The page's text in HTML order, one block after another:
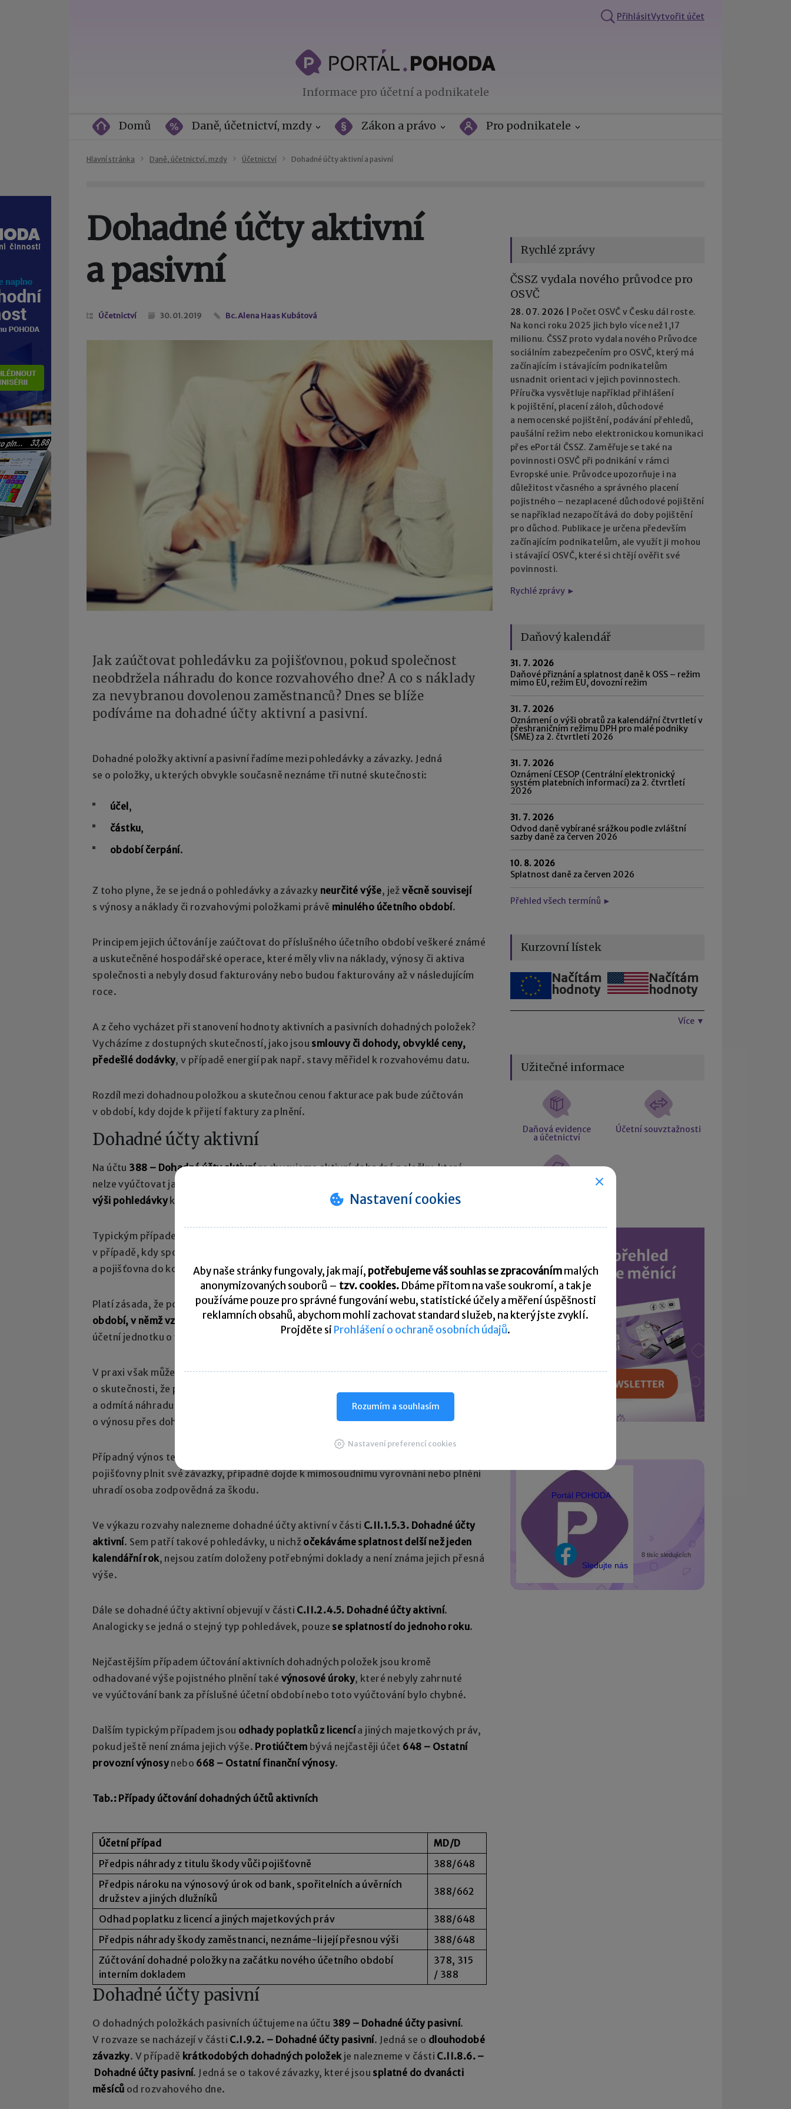
PřihlásitVytvořit účet
Informace pro účetní a podnikatele
Domů Daně, účetnictví, mzdy Zákon a právo Pro podnikatele
Hlavní stránka Daně, účetnictví, mzdy Účetnictví Dohadné účty aktivní a pasivní
Dohadné účty aktivní
a pasivní
Účetnictví 30. 01. 2019 Bc. Alena Haas Kubátová
Jak zaúčtovat pohledávku za pojišťovnou, pokud společnost
neobdržela náhradu do konce rozvahového dne? A co s náklady
za nevybranou dovolenou zaměstnanců? Dnes se blíže
podíváme na dohadné účty aktivní a pasivní.
Dohadné položky aktivní a pasivní řadíme mezi pohledávky a závazky. Jedná
se o položky, u kterých obvykle současně neznáme tři nutné skutečnosti:
účel ,
částku,
období čerpání.
Z toho plyne, že se jedná o pohledávky a závazky neurčité výše, ježvěcně souvisejí
s výnosy a náklady či rozvahovými položkami právě minulého účetního období.
Principem jejich účtování je zaúčtovat do příslušného účetního období veškeré známé
a uskutečněné hospodářské operace, které měly vliv na náklady, výnosy či aktiva
společnosti a nebyly dosud fakturovány nebo budou fakturovány až v následujícím
roce.
A z čeho vycházet při stanovení hodnoty aktivních a pasivních dohadných položek?
Vycházíme z dostupných skutečností, jako jsou smlouvy či dohody, obvyklé ceny,
předešlé dodávky, v případě energií pak např. stavy měřidel k rozvahovému datu.
Rozdíl mezi dohadnou položkou a skutečnou cenou fakturace pak bude zúčtován
v období, kdy dojde k přijetí faktury za plnění.
Dohadné účty aktivní
Na účtu 388 – Dohadné účty aktivnízachycujeme aktivní dohadné položky, které
nelze vyúčtovat jako obvyklou pohledávku, tedy takové, kdy ještě
výši pohledávky ke konci rozvahového dne.
Typickým případem je např.
v případě, kdy společnost ještě neobdržela poskytnutou pojistnou náhradu
a pojišťovna do konce rozvahového dne nepotvrdila konečnou výši náhrady.
Platí zásada, že pojistná náhrada od pojišťovny se účtuje zásadnědo toho účetního
období, v němž vznikla
. Pokud pojišťovna nezpochybňuje pojistné plnění a informuje
účetní jednotku o výši odškodnění, není to problém.
V praxi však můžeme řešit situaci, kdy pojišťovna informuje účetní jednotku
o skutečnosti, že pojistná smlouva se nevztahuje na předmětnou škodní událost,
a odmítá náhradu vyplatit. V takovém případě účetní jednotka nebude účtovat
o výnosu přes dohadné účty dle zásady opatrnosti při vykazování nereálných zisků.
Případný výnos tedy vznikne až ve chvíli, kdy proběhne soud a rozhodne o povinnosti
pojišťovny plnit své závazky, případně dojde k mimosoudnímu vyrovnání nebo plnění
uhradí osoba zodpovědná za škodu.
Ve výkazu rozvahy nalezneme dohadné účty aktivní v části C.II.1.5.3. Dohadné účty
aktivní. Sem patří takové pohledávky, u nichž očekáváme splatnost delší než jeden
kalendářní rok, nejsou zatím doloženy potřebnými doklady a není známa jejich přesná
výše.
Dále se dohadné účty aktivní objevují v části C.II.2.4.5. Dohadné účty aktivní.
Analogicky se jedná o stejný typ pohledávek, pouze se splatností do jednoho roku.
Nejčastějším případem účtování aktivních dohadných položek jsou kromě
odhadované výše pojistného plnění také výnosové úroky, které nebyly zahrnuté
ve vyúčtování bank za příslušné účetní období nebo toto vyúčtování bylo chybné.
Dalším typickým případem jsou odhady poplatků z licencía jiných majetkových práv,
pokud ještě není známa jejich výše. Protiúčtem bývá nejčastěji účet 648 – Ostatní
provozní výnosynebo 668 – Ostatní finanční výnosy.
Tab.: Případy účtování dohadných účtů aktivních
Účetní případ
MD/D
Předpis náhrady z titulu škody vůči pojišťovně
388/648
Předpis nároku na výnosový úrok od bank, spořitelních a úvěrních
družstev a jiných dlužníků
388/662
Odhad poplatku z licencí a jiných majetkových práv
388/648
Předpis náhrady škody zaměstnanci, neznáme-li její přesnou výši
388/648
Zúčtování dohadné položky na začátku nového účetního období
interním dokladem
378, 315
/ 388
Dohadné účty pasivní
O dohadných položkách pasivních účtujeme na účtu 389 – Dohadné účty pasivní.
V rozvaze se nacházejí v části C.I.9.2. – Dohadné účty pasivní. Jedná se o dlouhodobé
závazky. V případě krátkodobých dohadných položekje nalezneme v části C.II.8.6. –
Dohadné účty pasivní. Jedná se o takové závazky, které jsou splatné do dvanácti
měsíců od rozvahového dne.
Rychlé zprávy
ČSSZ vydala nového průvodce pro
OSVČ
28. 07. 2026
Počet OSVČ v Česku dál roste.
Na konci roku 2025 jich bylo více než 1,17
milionu. ČSSZ proto vydala nového Průvodce
sociálním zabezpečením pro OSVČ, který má
začínajícím i stávajícím podnikatelům
usnadnit orientaci v jejich povinnostech.
Příručka vysvětluje například přihlášení
k pojištění, placení záloh, důchodové
a nemocenské pojištění, podávání přehledů,
paušální režim nebo elektronickou komunikaci
přes ePortál ČSSZ. Zaměřuje se také na
povinnosti OSVČ při podnikání v rámci
Evropské unie. Průvodce upozorňuje i na
důležitost včasného a správného placení
pojistného – nezaplacené důchodové pojištění
se například nezapočítává do doby pojištění
pro důchod. Publikace je určena především
začínajícím podnikatelům, ale využít ji mohou
i stávající OSVČ, které si chtějí ověřit své
povinnosti.
Rychlé zprávy ►
Daňový kalendář
31. 7. 2026
Daňové přiznání a splatnost daně k OSS – režim
mimo EU, režim EU, dovozní režim
31. 7. 2026
Oznámení o výši obratů za kalendářní čtvrtletí v
přeshraničním režimu DPH pro malé podniky
(SME) za 2. čtvrtletí 2026
31. 7. 2026
Oznámení CESOP (Centrální elektronický
systém platebních informací) za 2. čtvrtletí
2026
31. 7. 2026
Odvod daně vybírané srážkou podle zvláštní
sazby daně za červen 2026
10. 8. 2026
Splatnost daně za červen 2026
Přehled všech termínů ►
Kurzovní lístek
Načítám
hodnoty
Načítám
hodnoty
Více ▼
Užitečné informace
Daňová evidence
a účetnictví
Účetní souvztažnosti
Portál POHODA
Sledujte nás
8 tisíc sledujících
Nastavení cookies
Aby naše stránky fungovaly, jak mají, potřebujeme váš souhlas se zpracovánímmalých
anonymizovaných souborů – tzv. cookies. Dbáme přitom na vaše soukromí, a tak je
používáme pouze pro správné fungování webu, statistické účely a měření úspěšnosti
reklamních obsahů, abychom mohli zachovat standard služeb, na který jste zvyklí.
Projděte si Prohlášení o ochraně osobních údajů.
Rozumím a souhlasím
Nastavení preferencí cookies